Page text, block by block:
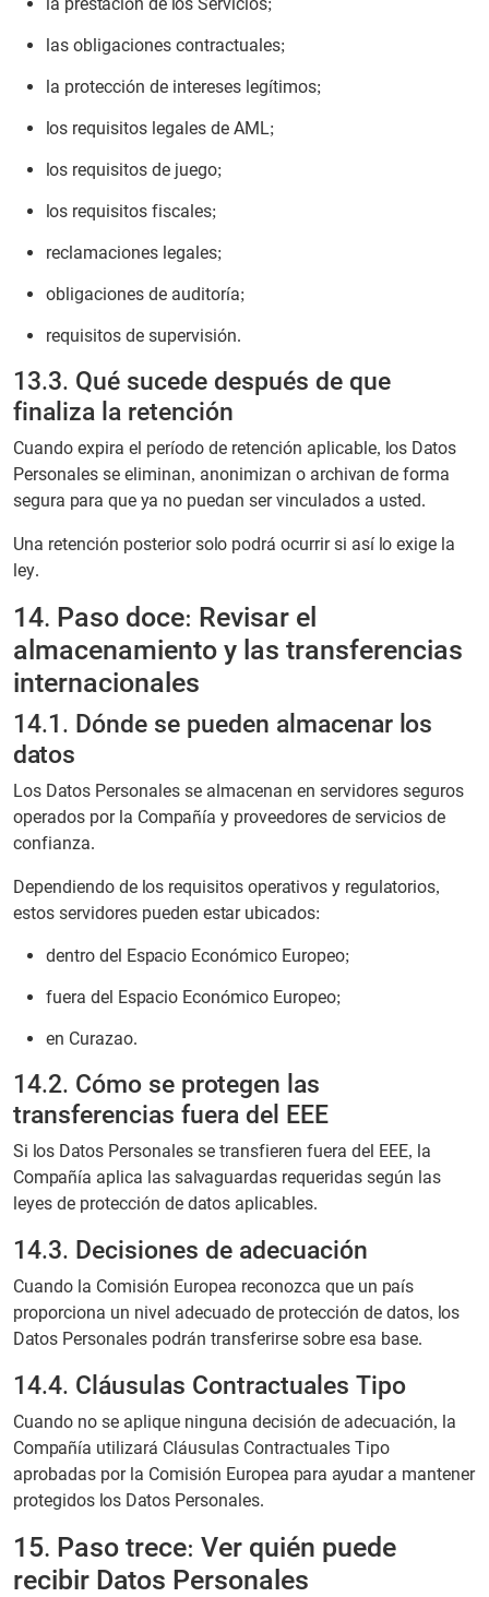
las obligaciones contractuales;
la protección de intereses legítimos;
los requisitos legales de AML;
los requisitos de juego;
los requisitos fiscales;
reclamaciones legales;
obligaciones de auditoría;
requisitos de supervisión.
13.3. Qué sucede después de que
finaliza la retención
Cuando expira el período de retención aplicable, los Datos
Personales se eliminan, anonimizan o archivan de forma
segura para que ya no puedan ser vinculados a usted.
Una retención posterior solo podrá ocurrir si así lo exige la
ley.
14. Paso doce: Revisar el
almacenamiento y las transferencias
internacionales
14.1. Dónde se pueden almacenar los
datos
Los Datos Personales se almacenan en servidores seguros
operados por la Compañía y proveedores de servicios de
confianza.
Dependiendo de los requisitos operativos y regulatorios,
estos servidores pueden estar ubicados:
dentro del Espacio Económico Europeo;
fuera del Espacio Económico Europeo;
en Curazao.
14.2. Cómo se protegen las
transferencias fuera del EEE
Si los Datos Personales se transfieren fuera del EEE, la
Compañía aplica las salvaguardas requeridas según las
leyes de protección de datos aplicables.
14.3. Decisiones de adecuación
Cuando la Comisión Europea reconozca que un país
proporciona un nivel adecuado de protección de datos, los
Datos Personales podrán transferirse sobre esa base.
14.4. Cláusulas Contractuales Tipo
Cuando no se aplique ninguna decisión de adecuación, la
Compañía utilizará Cláusulas Contractuales Tipo
aprobadas por la Comisión Europea para ayudar a mantener
protegidos los Datos Personales.
15. Paso trece: Ver quién puede
recibir Datos Personales